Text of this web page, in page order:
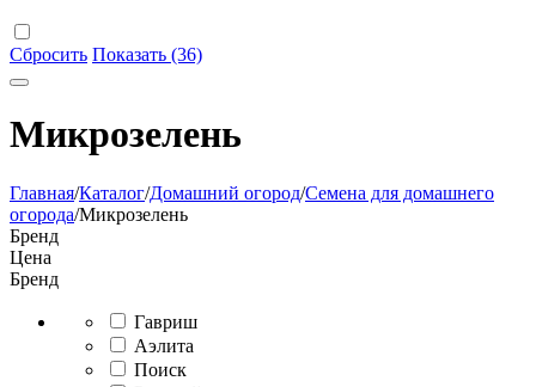
Сбросить Показать (36)
Микрозелень
Главная/Каталог/Домашний огород/Семена для домашнего
огорода/Микрозелень
Бренд
Цена
Бренд
Гавриш
Аэлита
Поиск